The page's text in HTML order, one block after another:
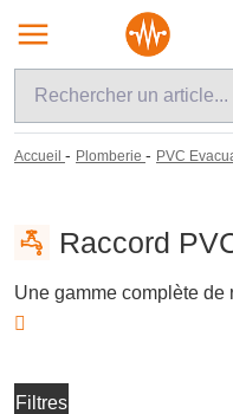
Accueil - Plomberie - PVC
Raccord
Filtres